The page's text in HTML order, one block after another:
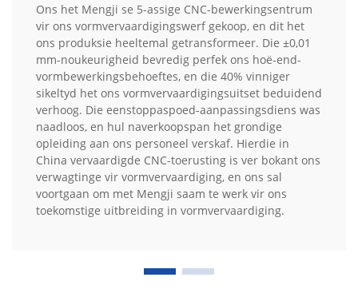
Ons het Mengji se 5-assige CNC-bewerkingsentrum
vir ons vormvervaardigingswerf gekoop, en dit het
ons produksie heeltemal getransformeer. Die ±0,01
mm-noukeurigheid bevredig perfek ons hoë-end-
vormbewerkingsbehoeftes, en die 40% vinniger
sikeltyd het ons vormvervaardigingsuitset beduidend
verhoog. Die eenstoppaspoed-aanpassingsdiens was
naadloos, en hul naverkoopspan het grondige
opleiding aan ons personeel verskaf. Hierdie in
China vervaardigde CNC-toerusting is ver bokant ons
verwagtinge vir vormvervaardiging, en ons sal
voortgaan om met Mengji saam te werk vir ons
toekomstige uitbreiding in vormvervaardiging.